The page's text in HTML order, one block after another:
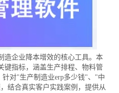
造企业降本增效的核心工具。本
键指标，涵盖生产排程、物料管
对"生产制造业erp多少钱"、"中
结合真实客户实践案例，提供从